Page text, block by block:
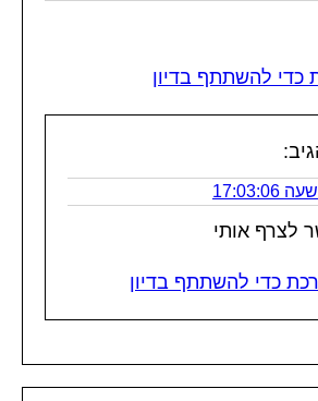
להשתתף בדיון
לצרף אותי
כדי להשתתף בדיון